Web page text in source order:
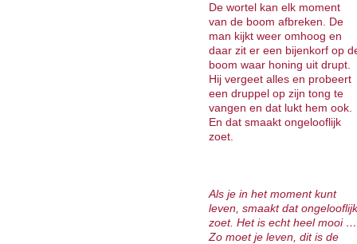
De wortel kan elk moment
van de boom afbreken. De
man kijkt weer omhoog en
daar zit er een bijenkorf op
boom waar honing uit drupt.
Hij vergeet alles en probeert
een druppel op zijn tong te
vangen en dat lukt hem ook.
En dat smaakt ongelooflijk
zoet.
Als je in het moment kunt
leven, smaakt dat ongelooflijk
zoet. Het is echt heel mooi …
Zo moet je leven, dit is de